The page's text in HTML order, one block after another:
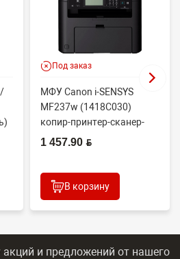
Под заказ
МФУ Canon i-SENSYS
MF237w (1418C030)
копир-принтер-сканер-
факс(без трубки)-wifi
1 457.90 BYN
В корзину
и предложений от нашего